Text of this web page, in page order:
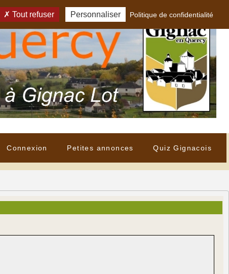
Connexion Petites annonces Quiz Gignacois
Tout refuser Personnaliser Politique de confidentialité